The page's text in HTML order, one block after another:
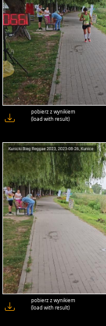
pobierz z wynikiem
(load with result)
pobierz z wynikiem
(load with result)